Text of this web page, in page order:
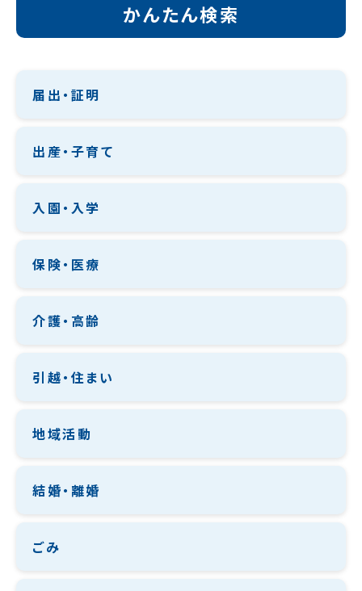
かんたん検索
届出・証明
出産・子育て
入園・入学
保険・医療
介護・高齢
引越・住まい
地域活動
結婚・離婚
ごみ